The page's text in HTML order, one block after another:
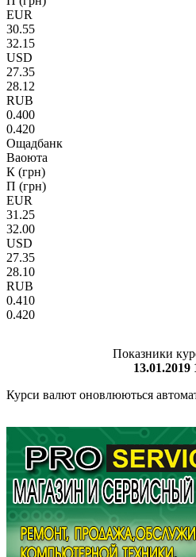
EUR
30.55
32.15
USD
27.35
28.12
RUB
0.400
0.420
Ощадбанк
Ваоюта
К (грн)
П (грн)
EUR
31.25
32.00
USD
27.35
28.10
RUB
0.410
0.420
Показники
13.01.2019
Курси валют оновлюються